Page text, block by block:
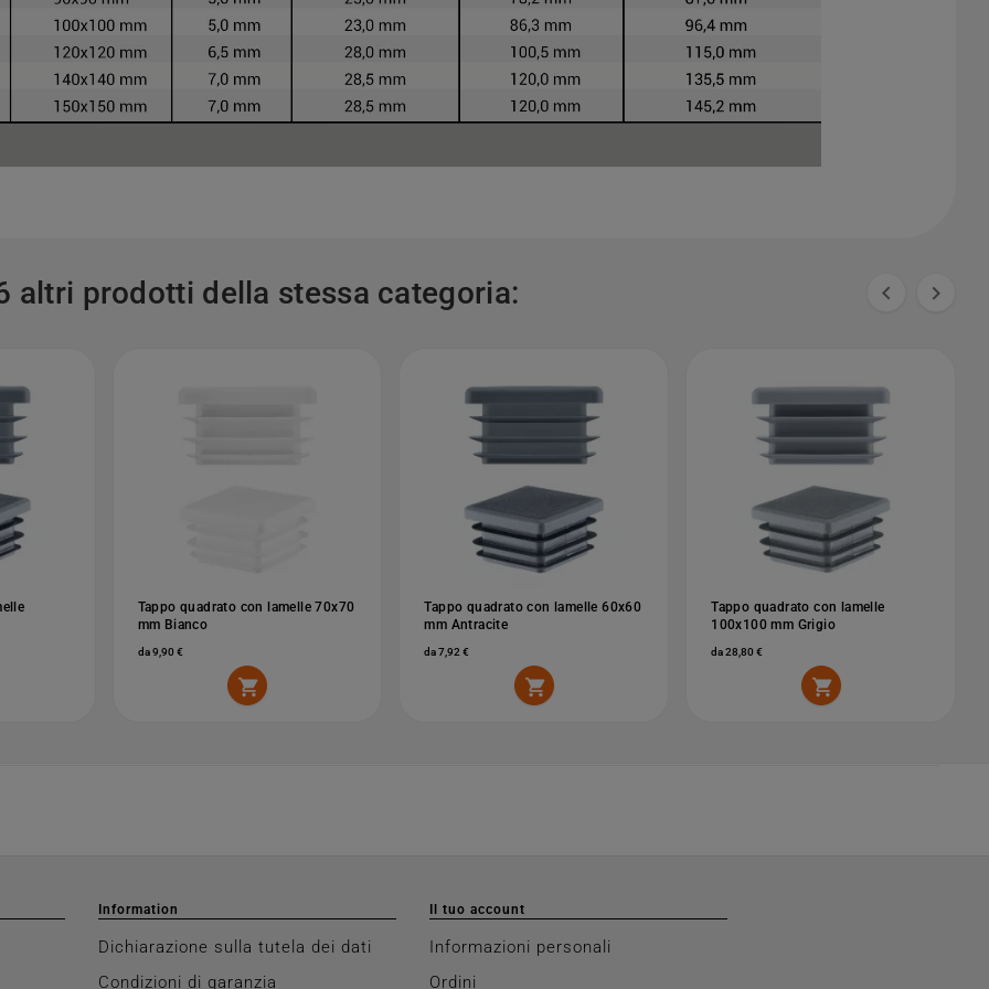
altri prodotti della stessa categoria:  
Tappo quadrato con lamelle 70x70
mm Bianco
da 9,90 €

Tappo quadrato con lamelle 60x60
mm Antracite
da 7,92 €

Tappo quadrato con lamelle
100x100 mm Grigio
da 28,80 €

Information
Dichiarazione sulla tutela dei dati
Condizioni di garanzia
Il tuo account
Informazioni personali
Ordini